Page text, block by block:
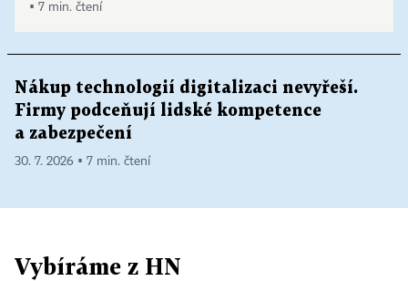
▪ 7 min. čtení
Nákup technologií digitalizaci nevyřeší.
Firmy podceňují lidské kompetence
a zabezpečení
30. 7. 2026 ▪ 7 min. čtení
Vybíráme z HN